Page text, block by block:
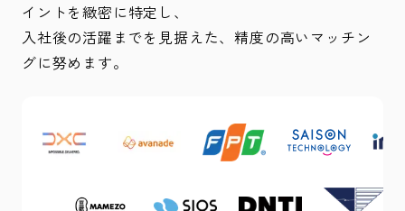
イントを緻密に特定し、
入社後の活躍までを見据えた、精度の高いマッチン
グに努めます。